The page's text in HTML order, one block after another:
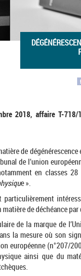
2018, affaire T-
de
de l’union
en classes
e ».
particulièrement
de déchéance par
de la marque de
la mesure où son
européenne (n°207/
ainsi que du